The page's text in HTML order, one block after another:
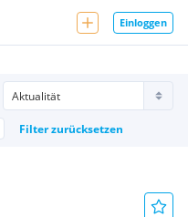
Einloggen
Filter zurücksetzen